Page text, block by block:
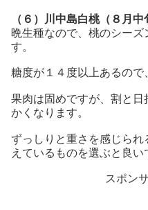
（６）川中島白桃（８月中
晩生種なので、桃のシー
す。
糖度が１４度以上あるので
果肉は固めですが、割と
かくなります。
ずっしりと重さを感じら
えているものを選ぶと良い
スポン